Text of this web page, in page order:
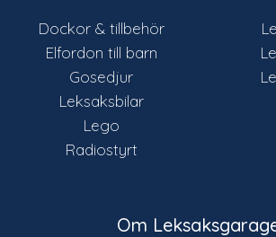
Dockor & tillbehör
Elfordon till barn
Gosedjur
Leksaksbilar
Lego
Radiostyrt
Om